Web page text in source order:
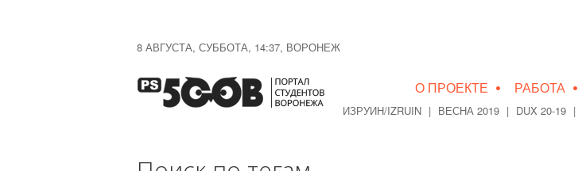
8 АВГУСТА, СУББОТА, 14:37, ВОРОНЕЖ
О ПРОЕКТЕ • РАБОТА •
ИЗРУИН/IZRUIN | ВЕСНА 2019 | DUX 20-19 |